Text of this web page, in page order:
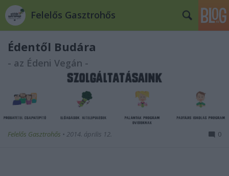
Felelős Gasztrohős
Édentől Budára
- az Édeni Vegán -
Felelős Gasztrohős • 2014. április 12. 0